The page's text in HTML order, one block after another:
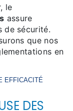
le
assure
de sécurité.
que nos
en
EFFICACITÉ
DES